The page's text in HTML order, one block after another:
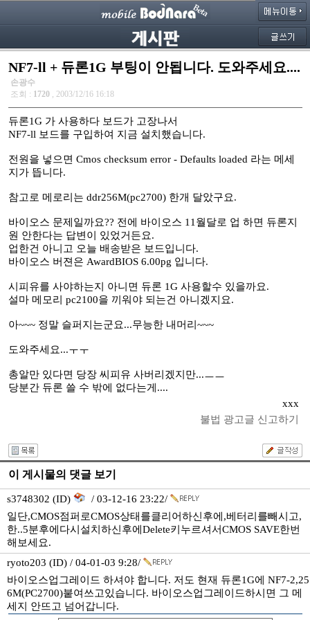
NF7-ll + 듀론1G 부팅이 안됩니다. 도와주세요....
손광수
조회 : 1720 , 2003/12/16 16:18
듀론1G 가 사용하다 보드가 고장나서
NF7-ll 보드를 구입하여 지금 설치했습니다.
전원을 넣으면 Cmos checksum error - Defaults loaded 라는 메세
지가 뜹니다.
참고로 메로리는 ddr256M(pc2700) 한개 달았구요.
바이오스 문제일까요?? 전에 바이오스 11월달로 업 하면 듀론지
원 안한다는 답변이 있었거든요.
업한건 아니고 오늘 배송받은 보드입니다.
바이오스 버젼은 AwardBIOS 6.00pg 입니다.
시피유를 사야하는지 아니면 듀론 1G 사용할수 있을까요.
설마 메모리 pc2100을 끼워야 되는건 아니겠지요.
아~~~ 정말 슬퍼지는군요...무능한 내머리~~~
도와주세요...ㅜㅜ
총알만 있다면 당장 씨피유 사버리겠지만...ㅡㅡ
당분간 듀론 쓸 수 밖에 없다는게....
xxx
불법 광고글 신고하기
이 게시물의 댓글 보기
s3748302 (ID)
/ 03-12-16 23:22/
일단,CMOS점퍼로CMOS상태를클리어하신후에,베터리를빼시고,
한..5분후에다시설치하신후에Delete키누르셔서CMOS SAVE한번
해보세요.
ryoto203 (ID) / 04-01-03 9:28/
바이오스업그레이드 하셔야 합니다. 저도 현재 듀론1G에 NF7-2,25
6M(PC2700)붙여쓰고있습니다. 바이오스업그레이드하시면 그 메
세지 안뜨고 넘어갑니다.